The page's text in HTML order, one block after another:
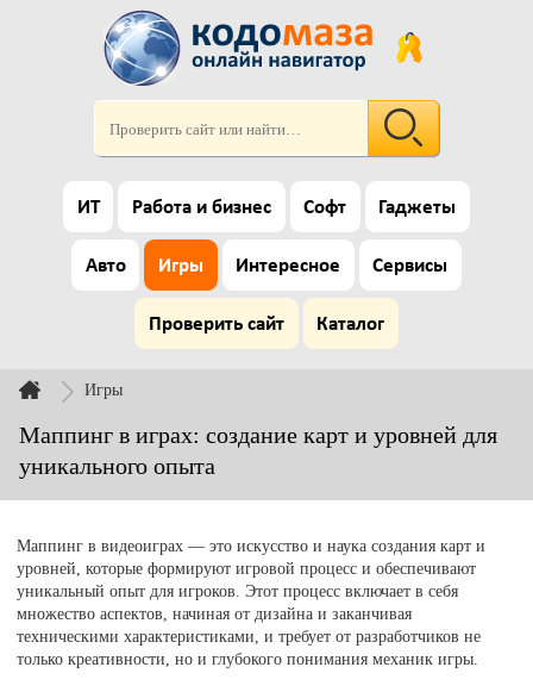
ИТ Работа и бизнес Софт Гаджеты
Авто Игры Интересное Сервисы
Проверить сайт Каталог
Игры
Маппинг в играх: создание карт и уровней для
уникального опыта
Маппинг в видеоиграх — это искусство и наука создания карт и
уровней, которые формируют игровой процесс и обеспечивают
уникальный опыт для игроков. Этот процесс включает в себя
множество аспектов, начиная от дизайна и заканчивая
техническими характеристиками, и требует от разработчиков не
только креативности, но и глубокого понимания механик игры.